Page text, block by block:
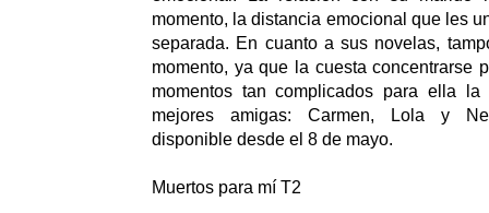
momento, la distancia emocional que les
separada. En cuanto a sus novelas,
momento, ya que la cuesta concentrarse
momentos tan complicados para ella la
mejores amigas: Carmen, Lola y
disponible desde el 8 de mayo.
Muertos para mí T2